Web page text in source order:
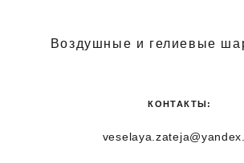
Воздушные и гелиевые
КОНТАКТЫ: